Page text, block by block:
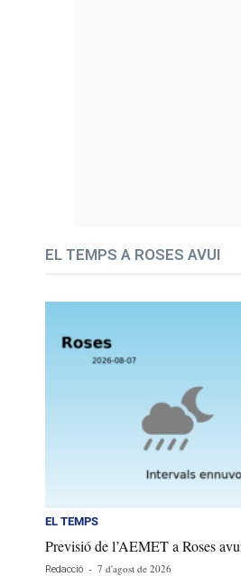
EL TEMPS A ROSES AVUI
EL TEMPS
Previsió de l’AEMET a Roses
Redacció - 7 d'agost de 2026